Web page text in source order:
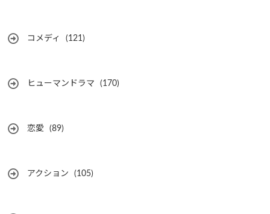
コメディ (121)
ヒューマンドラマ (170)
恋愛 (89)
アクション (105)